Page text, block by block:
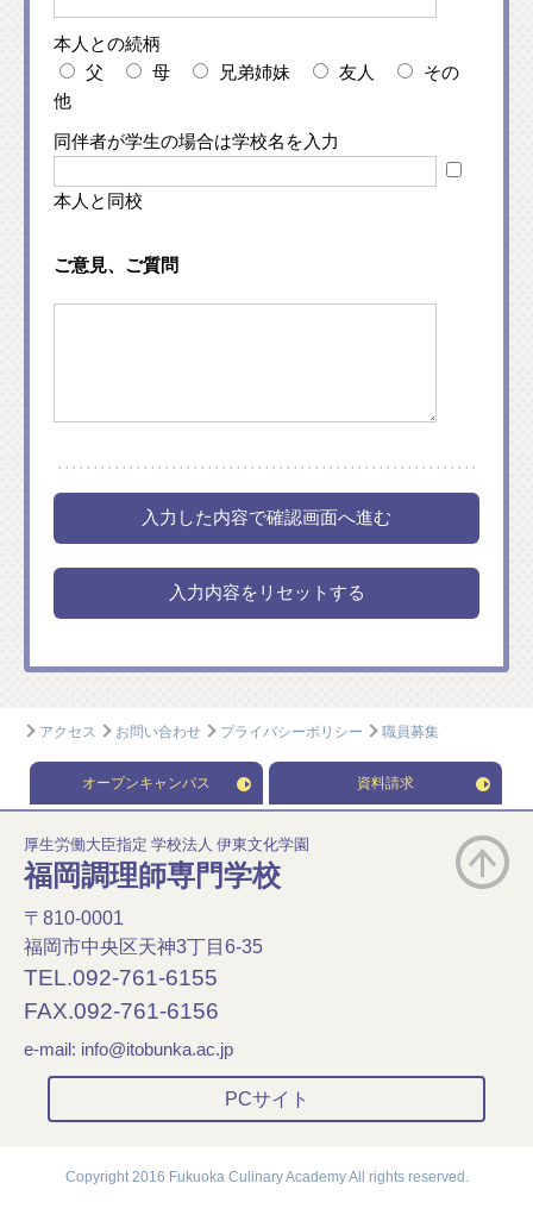
本人との続柄
父
母 兄弟姉妹 友人
その
他
同伴者が学生の場合は学校名を入力
本人と同校
ご意見、ご質問
アクセス お問い合わせ プライバシーポリシー 職員募集
オープンキャンパス 資料請求
厚生労働大臣指定 学校法人 伊東文化学園
福岡調理師専門学校
〒810-0001
福岡市中央区天神3丁目6-35
TEL.092-761-6155
FAX.092-761-6156
e-mail: info@itobunka.ac.jp
PCサイト
Copyright 2016 Fukuoka Culinary Academy All rights reserved.